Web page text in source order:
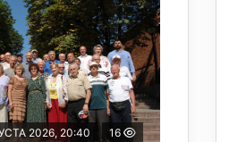
2026, 20:40 16